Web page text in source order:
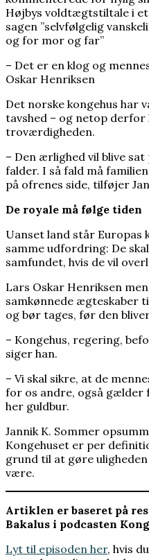
Højbys voldtægtstiltale i
sagen ”selvfølgelig
og for mor og far”
– Det er en klog og
Oskar Henriksen
Det norske kongehus har
tavshed – og netop derfor
troværdigheden.
– Den ærlighed vil blive
falder. I så fald må
på ofrenes side, tilføjer
De royale må følge tiden
Uanset land står Europas
samme udfordring: De
samfundet, hvis de vil
Lars Oskar Henriksen
samkønnede ægteskaber
og bør tages, før den
– Kongehus, regering,
siger han.
– Vi skal sikre, at de
for os andre, også gælder
her guldbur.
Jannik K. Sommer
Kongehuset er per
grund til at gøre
være.
Artiklen er baseret på
Bakalus i podcasten
Lyt til episoden her, hvis